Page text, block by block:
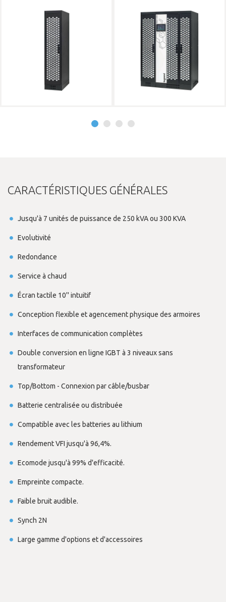
CARACTÉRISTIQUES GÉNÉRALES
Jusqu'à 7 unités de puissance de 250 kVA ou 300 KVA
Evolutivité
Redondance
Service à chaud
Écran tactile 10'' intuitif
Conception flexible et agencement physique des armoires
Interfaces de communication complètes
Double conversion en ligne IGBT à 3 niveaux sans
transformateur
Top/Bottom - Connexion par câble/busbar
Batterie centralisée ou distribuée
Compatible avec les batteries au lithium
Rendement VFI jusqu'à 96,4%.
Ecomode jusqu'à 99% d'efficacité.
Empreinte compacte.
Faible bruit audible.
Synch 2N
Large gamme d'options et d'accessoires